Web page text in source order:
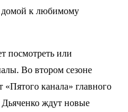
домой к любимому
посмотреть или
Во втором сезоне
«Пятого канала» главного
ждут новые